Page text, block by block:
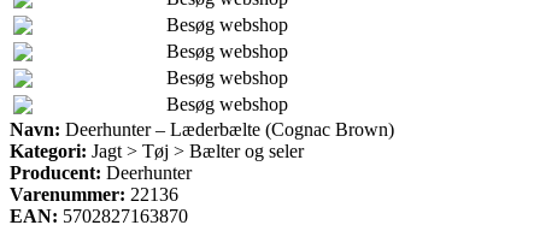
Besøg webshop
Besøg webshop
Besøg webshop
Besøg webshop
Navn: Deerhunter – Læderbælte (Cognac Brown)
Kategori: Jagt > Tøj > Bælter og seler
Producent: Deerhunter
Varenummer: 22136
EAN: 5702827163870